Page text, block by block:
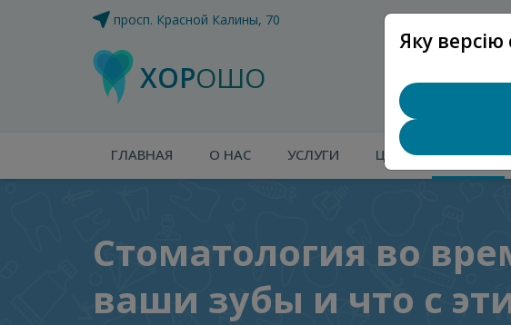
просп. Красной Калины, 70
ХОРОШО
ГЛАВНАЯ О НАС УСЛУГИ ЦЕНЫ БЛОГ
Стоматология во
ваши зубы и что с
Яку